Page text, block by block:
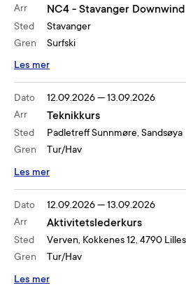
Arr
Sted
Gren
NC4 - Stavanger Downwind
Stavanger
Surfski
Les mer
Dato
Arr
Sted
Gren
12.09.2026—13.09.2026
Teknikkurs
Padletreff Sunnmøre, Sandsøya
Tur/Hav
Les mer
Dato
Arr
Sted
Gren
12.09.2026—13.09.2026
Aktivitetslederkurs
Verven, Kokkenes 12, 4790
Tur/Hav
Les mer